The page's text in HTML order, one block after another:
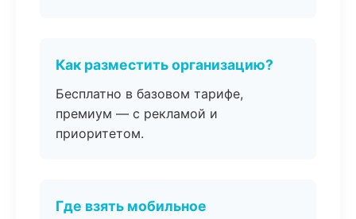
Как разместить организацию?
Бесплатно в базовом тарифе,
премиум — с рекламой и
приоритетом.
Где взять мобильное